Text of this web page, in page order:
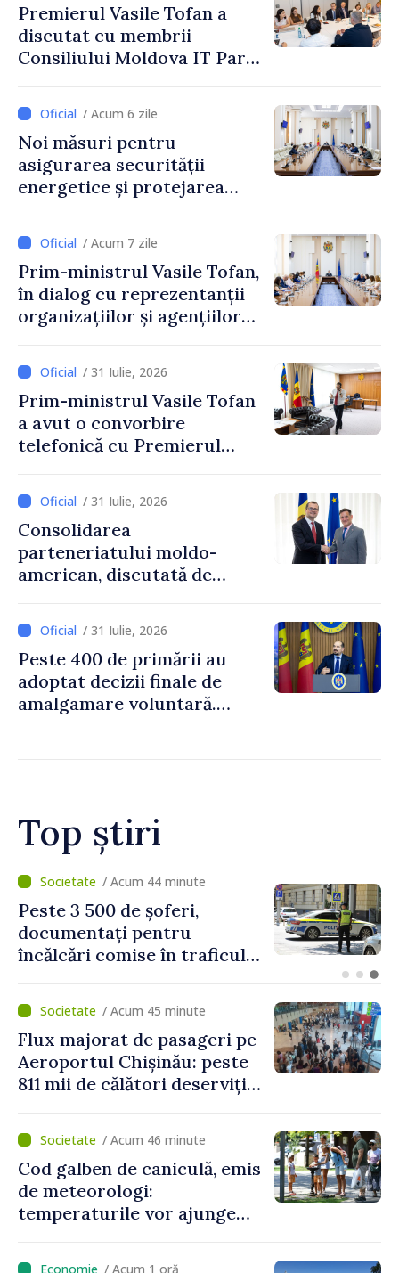
Premierul Vasile Tofan a
discutat cu membrii
Consiliului Moldova IT Park:
industriei IT”
/ Acum 6 zile
Noi măsuri pentru
asigurarea securității
energetice și protejarea
de CNMC
/ Acum 7 zile
Prim-ministrul Vasile Tofan,
în dialog cu reprezentanții
organizațiilor și agențiilor
Moldova
/ 31 Iulie, 2026
Prim-ministrul Vasile Tofan
a avut o convorbire
telefonică cu Premierul
/ 31 Iulie, 2026
Consolidarea
parteneriatului moldo-
american, discutată de
și însărcinatul cu afaceri al
SUA, Nick Pietrowicz
/ 31 Iulie, 2026
Peste 400 de primării au
adoptat decizii finale de
amalgamare voluntară.
mulțumim aleșilor locali
pentru că au pus pe primul
loc interesul oamenilor și
dezvoltar
Top știri
/ Acum 9 minute
Proiectele de asistență în
beneficiul locuitorilor de pe
ambele maluri ale Nistrului
viceprim-ministrului cu
reprezentanta rezidentă a
PNUD în Republica Moldova,
Daniela Gasparikova
/ Acum 45 minute
Flux majorat de pasageri pe
Aeroportul Chișinău: peste
811 mii de călători deserviți
/ Acum 46 minute
Cod galben de caniculă, emis
de meteorologi:
temperaturile vor ajunge
/ Acum 1 oră